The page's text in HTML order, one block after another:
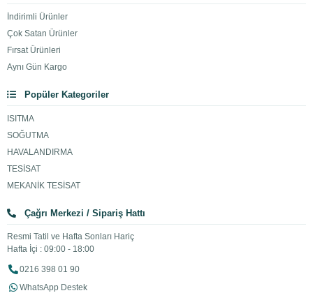
İndirimli Ürünler
Çok Satan Ürünler
Fırsat Ürünleri
Aynı Gün Kargo
Popüler Kategoriler
ISITMA
SOĞUTMA
HAVALANDIRMA
TESİSAT
MEKANİK TESİSAT
Çağrı Merkezi / Sipariş Hattı
Resmi Tatil ve Hafta Sonları Hariç
Hafta İçi : 09:00 - 18:00
0216 398 01 90
WhatsApp Destek